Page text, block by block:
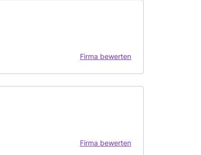
Firma bewerten
Firma bewerten